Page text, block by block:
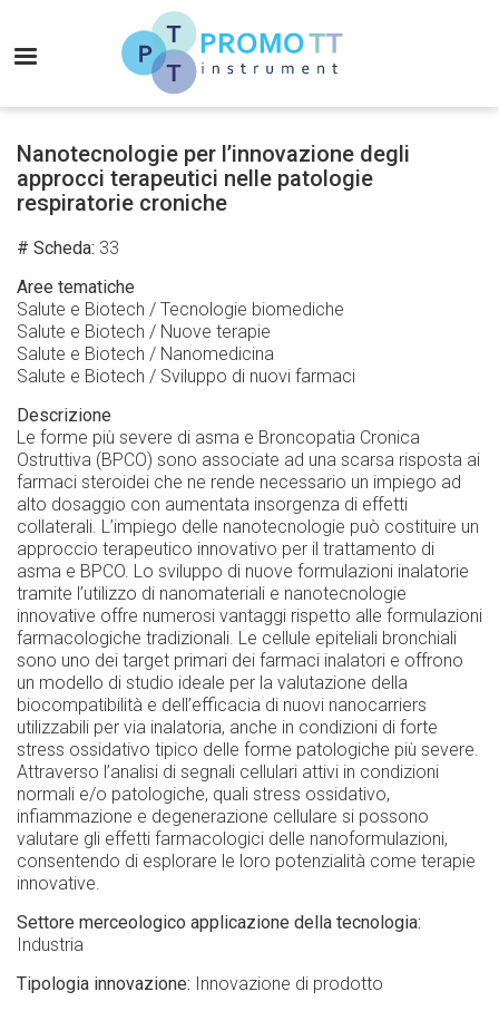
contenuto
Promo-
TT
Instrument
Nanotecnologie per l’innovazione degli
approcci terapeutici nelle patologie
respiratorie croniche
# Scheda 33
Aree tematiche
Salute e Biotech / Tecnologie biomediche
Salute e Biotech / Nuove terapie
Salute e Biotech / Nanomedicina
Salute e Biotech / Sviluppo di nuovi farmaci
Descrizione
Le forme più severe di asma e Broncopatia Cronica
Ostruttiva (BPCO) sono associate ad una scarsa risposta ai
farmaci steroidei che ne rende necessario un impiego ad
alto dosaggio con aumentata insorgenza di effetti
collaterali. L’impiego delle nanotecnologie può costituire un
approccio terapeutico innovativo per il trattamento di
asma e BPCO. Lo sviluppo di nuove formulazioni inalatorie
tramite l’utilizzo di nanomateriali e nanotecnologie
innovative offre numerosi vantaggi rispetto alle formulazioni
farmacologiche tradizionali. Le cellule epiteliali bronchiali
sono uno dei target primari dei farmaci inalatori e offrono
un modello di studio ideale per la valutazione della
biocompatibilità e dell’efficacia di nuovi nanocarriers
utilizzabili per via inalatoria, anche in condizioni di forte
stress ossidativo tipico delle forme patologiche più severe.
Attraverso l’analisi di segnali cellulari attivi in condizioni
normali e/o patologiche, quali stress ossidativo,
infiammazione e degenerazione cellulare si possono
valutare gli effetti farmacologici delle nanoformulazioni,
consentendo di esplorare le loro potenzialità come terapie
innovative.
Settore merceologico applicazione della tecnologia
Industria
Tipologia innovazione
Innovazione di prodotto